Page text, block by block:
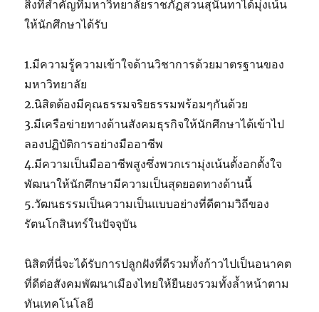
สิ่งที่สำคัญที่มหาวิทยาลัยราชภัฏสวนสุนันทาได้มุ่งเน้น
ให้นักศึกษาได้รับ
1.มีความรู้ความเข้าใจด้านวิชาการด้วยมาตรฐานของ
มหาวิทยาลัย
2.นิสิตต้องมีคุณธรรมจริยธรรมพร้อมๆกันด้วย
3.มีเครือข่ายทางด้านสังคมธุรกิจให้นักศึกษาได้เข้าไป
ลองปฏิบัติการอย่างมืออาชีพ
4.มีความเป็นมืออาชีพสูงซึ่งพวกเรามุ่งเน้นตั้งอกตั้งใจ
พัฒนาให้นักศึกษามีความเป็นสุดยอดทางด้านนี้
5.วัฒนธรรมเป็นความเป็นแบบอย่างที่ดีตามวิถีของ
รัตนโกสินทร์ในปัจจุบัน
นิสิตที่นี่จะได้รับการปลูกฝังที่ดีรวมทั้งก้าวไปเป็นอนาคต
ที่ดีต่อสังคมพัฒนาเมืองไทยให้ยืนยงรวมทั้งล้ำหน้าตาม
ทันเทคโนโลยี